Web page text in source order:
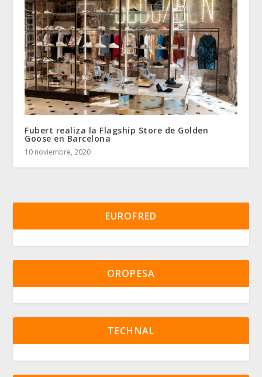
Fubert realiza la Flagship Store de Golden
Goose en Barcelona
10 noviembre, 2020
EUROFRED
OROPESA
TECHNAL